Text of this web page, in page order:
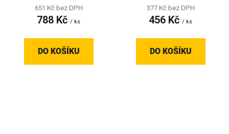
651 Kč bez DPH
788 Kč / ks
DO KOŠÍKU
377 Kč bez DPH
456 Kč / ks
DO KOŠÍKU